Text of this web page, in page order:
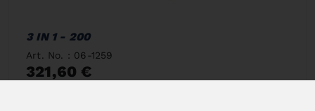
3 IN 1 - 200
Art. No. : 06-1259
321,60 €